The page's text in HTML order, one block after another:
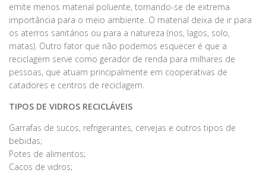
emite menos material poluente, tornando-se de extrema
importância para o meio ambiente. O material deixa de ir para
os aterros sanitários ou para a natureza (rios, lagos, solo,
matas). Outro fator que não podemos esquecer é que a
reciclagem serve como gerador de renda para milhares de
pessoas, que atuam principalmente em cooperativas de
catadores e centros de reciclagem.
TIPOS DE VIDROS RECICLÁVEIS
Garrafas de sucos, refrigerantes, cervejas e outros tipos de
bebidas;
Potes de alimentos;
Cacos de vidros;